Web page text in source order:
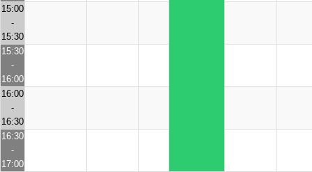
15:00
-
15:30
15:30
-
16:00
16:00
-
16:30
16:30
-
17:00